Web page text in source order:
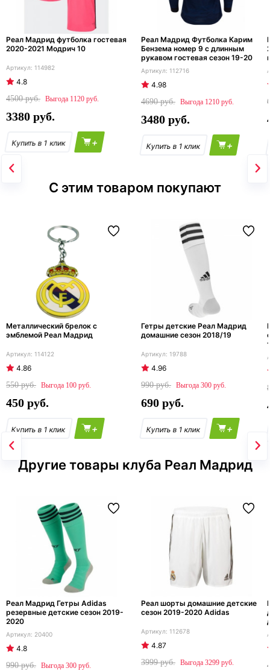
Реал Мадрид футболка гостевая
2020-2021 Модрич 10
114982
4.8
4500
1120
3380
+
Реал Мадрид Футболка Карим
Бензема номер 9 с длинным
рукавом гостевая сезон 19-20
112716
4.98
4690
1210
3480
+
С этим товаром покупают
Металлический брелок с
эмблемой Реал Мадрид
114122
4.86
550
100
450
+
Гетры детские Реал Мадрид
домашние сезон 2018/19
19788
4.96
990
300
690
+
Другие товары клуба Реал Мадрид
Реал Мадрид Гетры Adidas
резервные детские сезон 2019-
2020
20400
4.8
990
300
Реал шорты домашние детские
сезон 2019-2020 Adidas
112678
4.87
3999
3299